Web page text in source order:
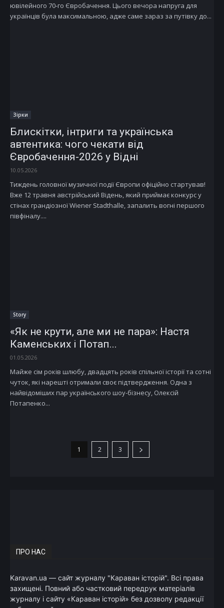
ювілейного 70-го Євробачення. Цього вечора напруга для
українців була максимальною, адже саме зараз за путівку до...
Зірки
Блискітки, інтриги та українська
автентика: чого чекати від
Євробачення-2026 у Відні
10.05.2026
Тиждень головної музичної події Європи офіційно стартував!
Вже 12 травня австрійський Відень, який приймає конкурс у
стінах грандіозної Wiener Stadthalle, запалить вогні першого
півфіналу....
Story
«Як не крути, але ми не пара»: Настя
Каменських і Потап...
01.05.2026
Майже сім років шлюбу, двадцять років спільної історії та сотні
чуток, які нарешті отримали своє підтвердження. Одна з
найвідоміших пар українського шоу-бізнесу, Олексій
Потапенко...
1 2 3
ПРО НАС
Karavan.ua — сайт журналу "Караван історій". Всі права
захищені. Повний або частковий передрук матеріалів
журналу і сайту «Караван історій» без дозволу редакції